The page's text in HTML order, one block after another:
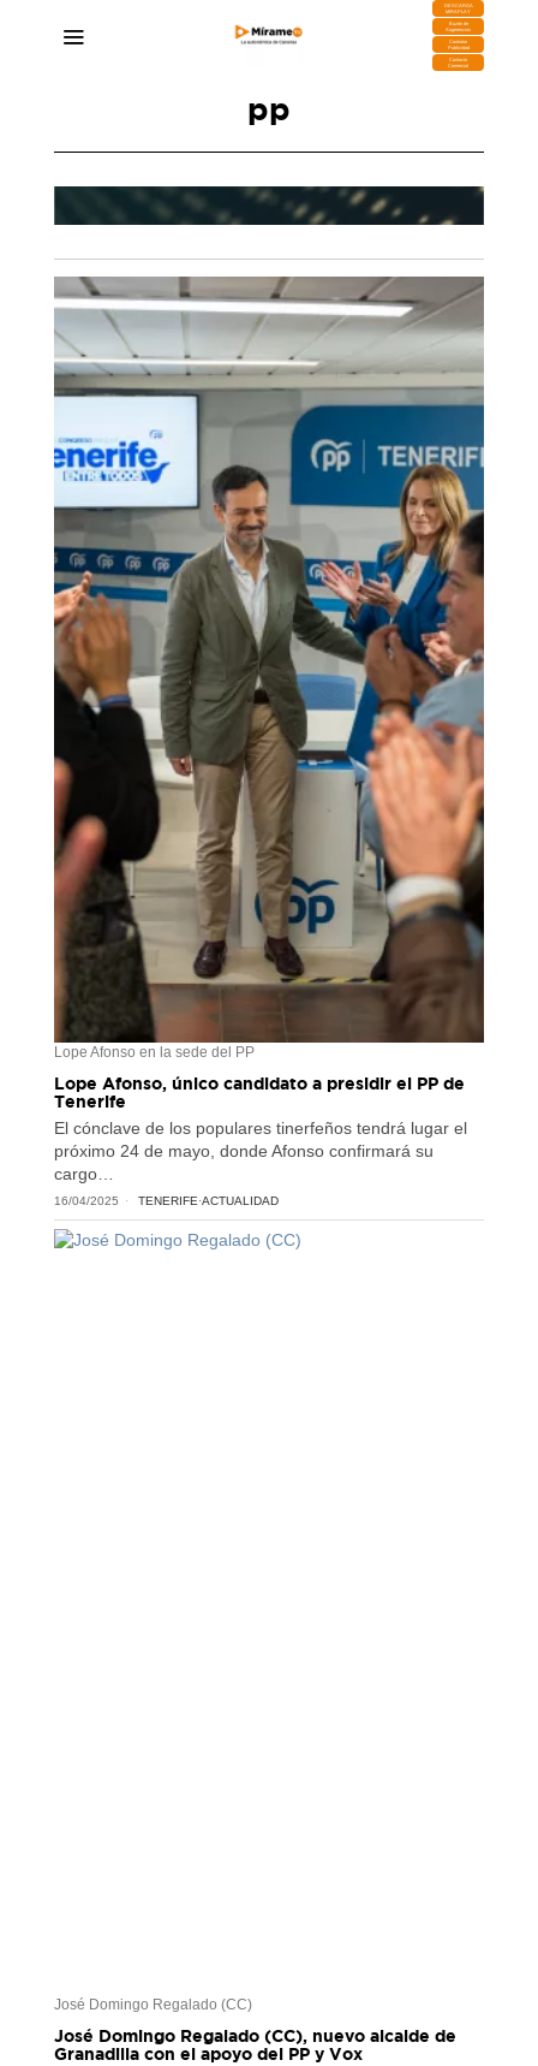
DESCARGA
MIRAPLAY
Buzón de
Sugerencias
Contratar
Publicidad
Contacto
Comercial
pp
Gustavo Pérez, alcalde de Güimar: “La moción
de censura es una contradicción total”
Lope Afonso en la sede del PP
Lope Afonso, único candidato a presidir el PP de
Tenerife
El cónclave de los populares tinerfeños tendrá lugar el
próximo 24 de mayo, donde Afonso confirmará su
cargo…
16/04/2025 TENERIFE·ACTUALIDAD
José Domingo Regalado (CC)
José Domingo Regalado (CC), nuevo alcalde de
Granadilla con el apoyo del PP y Vox